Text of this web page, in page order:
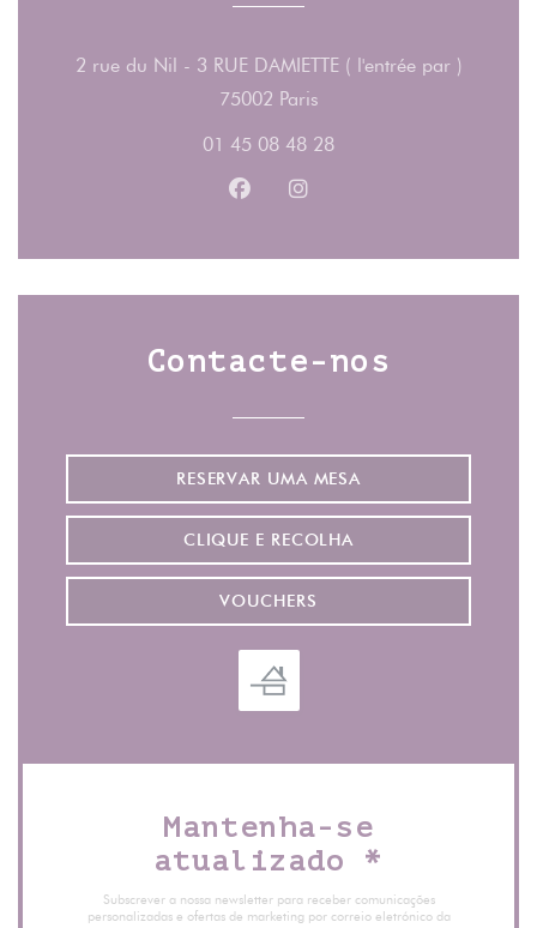
2 rue du Nil - 3 RUE DAMIETTE ( l'entrée par )
75002 Paris((abre numa nova
01 45 08 48 28
Facebook ((abre numa nova
Instagram ((abre numa
Contacte-nos
RESERVAR UMA MESA
CLIQUE E RECOLHA
VOUCHERS
Mantenha-se
atualizado *
Subscrever a nossa newsletter para receber comunicações
personalizadas e ofertas de marketing por correio eletrónico da